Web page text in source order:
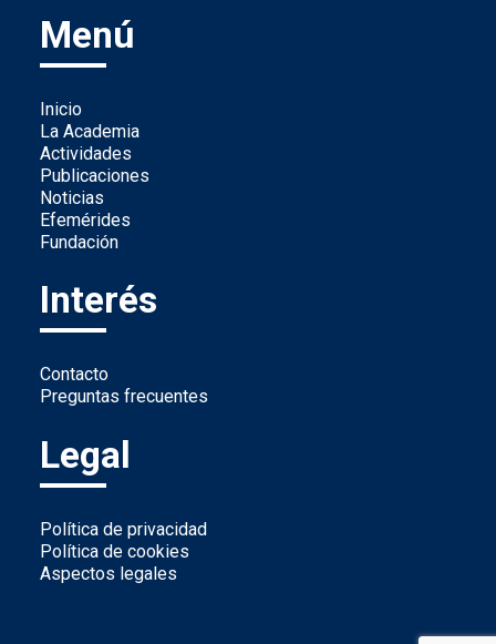
Menú
Inicio
La Academia
Actividades
Publicaciones
Noticias
Efemérides
Fundación
Interés
Contacto
Preguntas frecuentes
Legal
Política de privacidad
Política de cookies
Aspectos legales